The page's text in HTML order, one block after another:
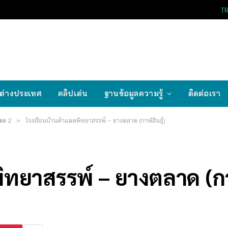
ต่างประเทศ คลิปเด่น ฐานข้อมูลความรู้ ติดต่อเรา
ต 2 » โรงเรียนบ้านคำแมดพิทยาสรรพ์ – ยางตลาด (กาฬสินธุ์)
ยาสรรพ์ – ยางตลาด (